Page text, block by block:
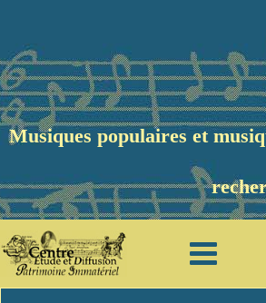
Musiques populaires et